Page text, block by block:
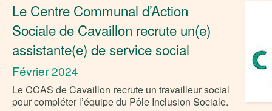
Le Centre Communal d’Action
Sociale de Cavaillon recrute un(e)
assistante(e) de service social
Février 2024
Le CCAS de Cavaillon recrute un travailleur social
pour compléter l’équipe du Pôle Inclusion Sociale.